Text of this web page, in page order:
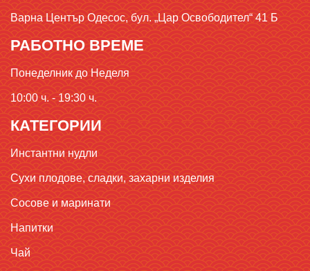
Варна Център Одесос, бул. „Цар Освободител“ 41 Б
РАБОТНО ВРЕМЕ
Понеделник до Неделя
10:00 ч. - 19:30 ч.
КАТЕГОРИИ
Инстантни нудли
Сухи плодове, сладки, захарни изделия
Сосове и маринати
Напитки
Чай